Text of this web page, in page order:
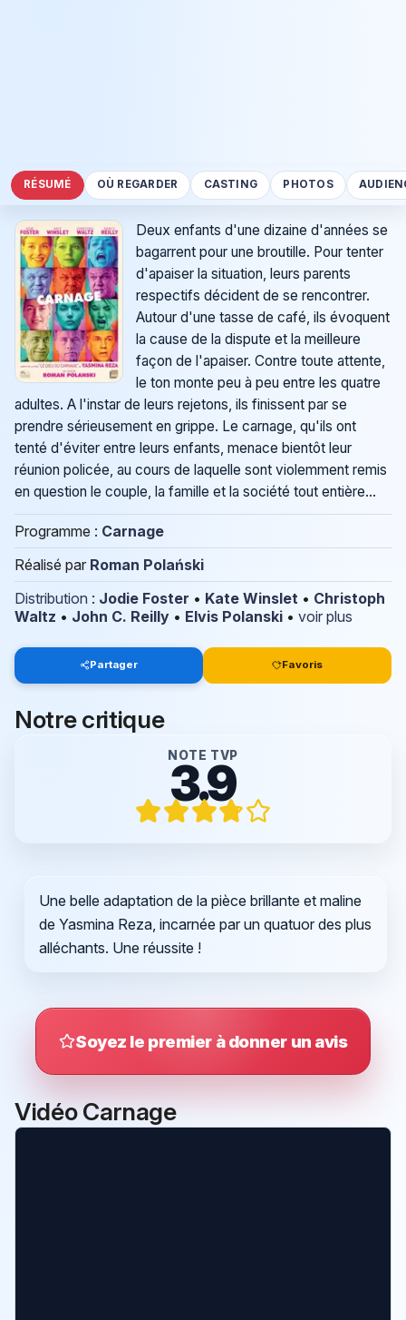
RÉSUMÉ OÙ REGARDER CASTING PHOTOS
Deux enfants d'une dizaine d'années se
bagarrent pour une broutille. Pour tenter
d'apaiser la situation, leurs parents
respectifs décident de se rencontrer.
Autour d'une tasse de café, ils évoquent
la cause de la dispute et la meilleure
façon de l'apaiser. Contre toute attente,
le ton monte peu à peu entre les quatre
adultes. A l'instar de leurs rejetons, ils finissent par se
prendre sérieusement en grippe. Le carnage, qu'ils ont
tenté d'éviter entre leurs enfants, menace bientôt leur
réunion policée, au cours de laquelle sont violemment remis
en question le couple, la famille et la société tout entière...
Programme : Carnage
Réalisé par Roman Polański
Distribution : Jodie Foster • Kate Winslet • Christoph
Waltz • John C. Reilly • Elvis Polanski • voir plus
Partager Favoris
Notre critique
NOTE TVP
3.9
Une belle adaptation de la pièce brillante et maline
de Yasmina Reza, incarnée par un quatuor des plus
alléchants. Une réussite !
Soyez le premier à donner un avis
Vidéo Carnage